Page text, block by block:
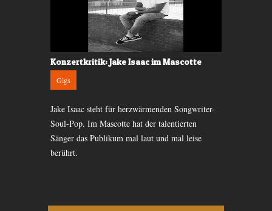
Konzertkritik: Jake Isaac im Mascotte
Gigs
Jake Isaac steht für herzwärmenden Songwriter-
Soul-Pop. Im Mascotte hat der talentierten
Sänger das Publikum mal laut und mal leise
berührt.